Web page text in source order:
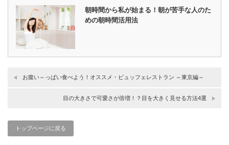
朝時間から私が始まる！朝が苦手な人のた
めの朝時間活用法
お腹い～っぱい食べよう！オススメ・ビュッフェレストラン ～東京編～
目の大きさで可愛さが倍増！？目を大きく見せる方法4選
トップページに戻る